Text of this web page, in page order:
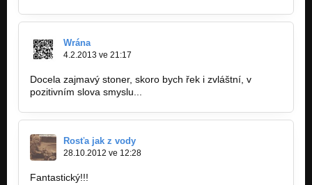
Wrána
4.2.2013 ve 21:17
Docela zajmavý stoner, skoro bych řek i zvláštní, v
pozitivním slova smyslu...
Rosťa jak z vody
28.10.2012 ve 12:28
Fantastický!!!